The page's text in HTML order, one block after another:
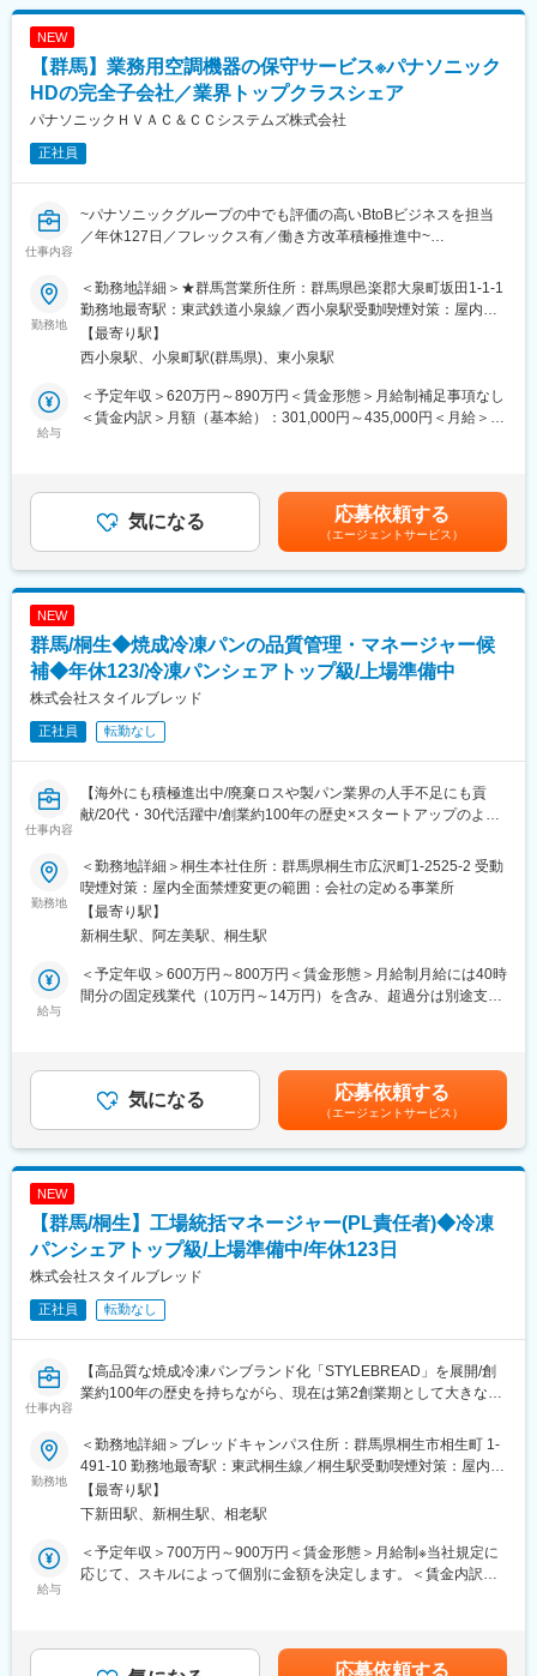
・「家を建てる」という、人生でも大きなイベントに携われま
す。
・自社商材の営業ではないため、お客様のご要望に本当に合った
選択肢をご提案することができます。
でいただきますが、必要に応じて先輩社員との同行やサポートを
受けながら業務を進めていただきます。また、外部パートナーと
の打ち合わせやイベントの企画・運営にも積極的に参加していた
期待しています。まずはプレイヤーとして営業活動を担当し、ス
キルを積み重ね、事業拡大に寄与ただきたいと考えています。将
規事業の立ち上げや人材育成にも積極的に関わっていただきま
す。必要なスキルや経験に対しては、外部研修を含めサポートし
ます。
当社は少数精鋭の体制で運営されており、社長をはじめ、取締役
や営業部、工事部、設計部が一丸となって会社の成長を支えてい
当社は「次の400年の木の家づくりの基本となるような、本物の
素材と最新の技術、永く飽きの来ない意匠をバランスよく成立さ
せた木の家をつくりたい」との願いを持ち、日本の伝統的な家づ
客様に愛され、コロナ禍でも来場者数が倍増しています。自然素
変更の範囲：会社の定める業務
表記です。
NEW
【群馬】業務用空調機器の保守サービス※パナソニック
HDの完全子会社／業界トップクラスシェア
パナソニックＨＶＡＣ＆ＣＣシステムズ株式会社
正社員
仕事内容
~パナソニックグループの中でも評価の高いBtoBビジネスを担当
／年休127日／フレックス有／働き方改革積極推進中~
■業務内容
入社後は、提案活動やフロント業務、サービス委託会社の管理や
技術相談をご担当いただきます。
※実際に修理などは行いません！
・PAC、GHP、吸収式の保守、整備営業担当（ソリューション提
案活動）
・PAC、GHP、吸収式のフロント業務、お客様対応、顧客接点強
■採用背景
業務用空調（PAC、GHP、吸収式）の事業領域の拡大に伴う、保
■1日の流れ（イメージ）
09：00 出社（メールチェックや見積書の作成及び提出。）
10：00 電話対応（お客様からの問い合わせに対応します。ま
ります。）
機器の特異現象などの共有や、今後の予定などを共有します。）
15：00 お客様先に伺い、整備作業などの打ち合わせ（ 協力会社
18：00 帰社・社内業務（メールチェックや売上処理など。）
19：00 退社
■働く社員のインタビュー記事
https://commercial-equipment-
systems.jpn.panasonic.com/recruit/person/08/
や商業施設の空調機器、太陽光発電システムまで多岐渡る商材を
扱う中で、販売から設置、購入後のメンテナンスまで全てを自社
で一貫して行い、得られたデータをシステムに還元する事で、顧
勤務地
＜勤務地詳細＞★群馬営業所住所：群馬県邑楽郡大泉町坂田1-1-1
勤務地最寄駅：東武鉄道小泉線／西小泉駅受動喫煙対策：屋内全
面禁煙変更の範囲：会社の定める事業所
【最寄り駅】
西小泉駅、小泉町駅(群馬県)、東小泉駅
給与
＜予定年収＞620万円～890万円＜賃金形態＞月給制補足事項なし
＜賃金内訳＞月額（基本給）：301,000円～435,000円＜月給＞
期昇給ではありません■賞与：年2回賃金はあくまでも目安の金額
であり、選考を通じて上下する可能性があります。月給(月額)は固
定手当を含めた表記です。
気になる 応募依頼する
（エージェントサービス）
NEW
群馬/桐生◆焼成冷凍パンの品質管理・マネージャー候
補◆年休123/冷凍パンシェアトップ級/上場準備中
株式会社スタイルブレッド
正社員 転勤なし
仕事内容
【海外にも積極進出中/廃棄ロスや製パン業界の人手不足にも貢
献/20代・30代活躍中/創業約100年の歴史×スタートアップのよう
■メインミッション
当社群馬県桐生工場にて、焼成冷凍パンの製造現場における品
質・衛生管理体制の構築および運用全般をリードし、従業員教育
や工場監査業務も含めてマネジメントを担っていただきます。食
品安全規格の遵守はもちろん、現場課題の発見・改善、仕組み作
りを通じて工場の品質基準向上へ貢献していただきます。
・HACCPの維持運用
・従業員への教育・指導
らも感じながら仕事に取り組むことができます。
・品質に強いこだわりを持った商品を製造しているため、プロフ
ェッショナルなモノづくりを追求し、より高い品質基準の確立と
「STYLEBREAD」としてブランド化し、ホテル・結婚式場・レス
トランなどに向けて販売するBtoB事業と、一般消費者に向けたオ
成冷凍パンとは、パン製造の最終工程である焼成後、急速冷凍し
たパンのこと。 焼成後に急速冷凍することで、パンの劣化の原因
となる水分の蒸発とデンプンの劣化を防ぎ、焼きたてそのままの
鮮度を保ちます。1930年に「桐生製パン所」として歩みを始め、
いから、2006年に焼成冷凍パン事業をスタートさせ、「パンを通
じて上質な時間を創り、パンを通じて?の贅沢を創る。」というミ
月に1度の全社総会や、バリュー浸透を目的とした表彰制度がござ
勤務地
＜勤務地詳細＞桐生本社住所：群馬県桐生市広沢町1-2525-2 受動
喫煙対策：屋内全面禁煙変更の範囲：会社の定める事業所
【最寄り駅】
新桐生駅、阿左美駅、桐生駅
給与
＜予定年収＞600万円～800万円＜賃金形態＞月給制月給には40時
間分の固定残業代（10万円～14万円）を含み、超過分は別途支給
540,000円～730,000円（一律手当を含む）＜昇給有無＞有＜残業
手当＞有＜給与補足＞当社規定に応じて、スキルによって個別に
金額を決定します。賃金はあくまでも目安の金額であり、選考を
通じて上下する可能性があります。月給(月額)は固定手当を含めた
表記です。
気になる 応募依頼する
（エージェントサービス）
NEW
【群馬/桐生】工場統括マネージャー(PL責任者)◆冷凍
パンシェアトップ級/上場準備中/年休123日
株式会社スタイルブレッド
正社員 転勤なし
仕事内容
【高品質な焼成冷凍パンブランド化「STYLEBREAD」を展開/創
業約100年の歴史を持ちながら、現在は第2創業期として大きな変
■業務概要
当社の群馬県桐生市にある焼成冷凍パン製造工場の運営責任者と
して、工場全体のPL責任を担い、安定した生産と利益改善を推進
していただきます。工場の数値を可視化し、データに基づいた改
善サイクルの構築や、原価管理体制の強化、生産効率の最大化を
図る役割です。事業成長に直結する意思決定や現場改革をリード
し、組織全体を巻き込んだ生産性向上に取り組んでいただきま
～工場単位でのPL責任を持ち、製造工場の安定生産と利益改善を
勤務地
＜勤務地詳細＞ブレッドキャンパス住所：群馬県桐生市相生町 1-
491-10 勤務地最寄駅：東武桐生線／桐生駅受動喫煙対策：屋内全
面禁煙変更の範囲：会社の定める事業所
【最寄り駅】
下新田駅、新桐生駅、相老駅
給与
＜予定年収＞700万円～900万円＜賃金形態＞月給制※当社規定に
応じて、スキルによって個別に金額を決定します。＜賃金内訳＞
（一律手当を含む）＜昇給有無＞有＜残業手当＞有＜給与補足＞
応募依頼する